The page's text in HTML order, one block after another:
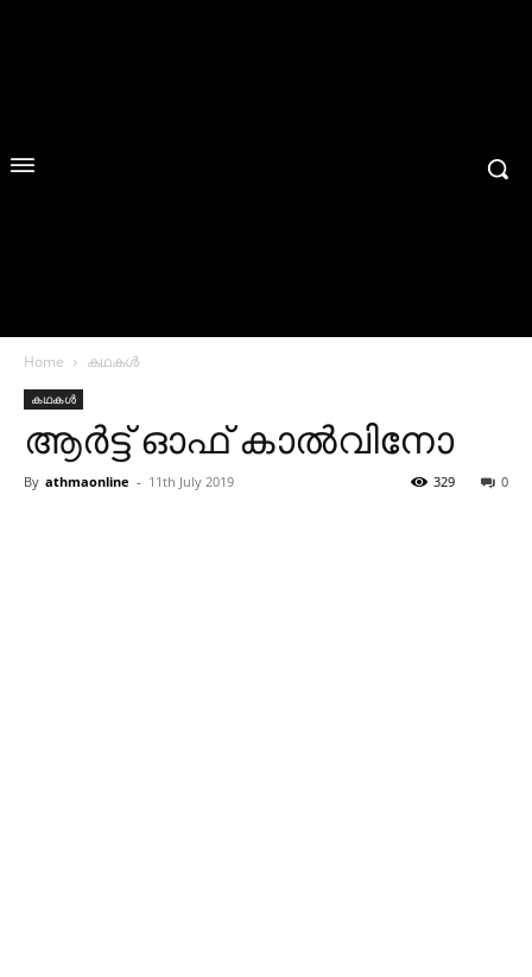
Home കഥകൾ
കഥകൾ
ആർട്ട് ഓഫ് കാൽവിനോ
By athmaonline - 11th July 2019 0
329